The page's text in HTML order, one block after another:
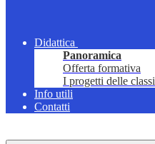
Didattica
Panoramica
Offerta formativa
I progetti delle classi
Info utili
Contatti